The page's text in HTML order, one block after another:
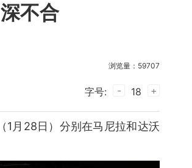
不合
浏览量：59707
字号: - 18 +
1月28日）分别在马尼拉和达沃